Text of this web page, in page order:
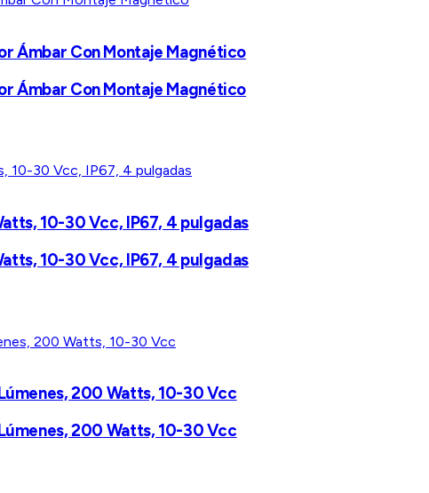
Ámbar Con Montaje Magnético
Ámbar Con Montaje Magnético
10-30 Vcc, IP67, 4 pulgadas
10-30 Vcc, IP67, 4 pulgadas
200 Watts, 10-30 Vcc
200 Watts, 10-30 Vcc